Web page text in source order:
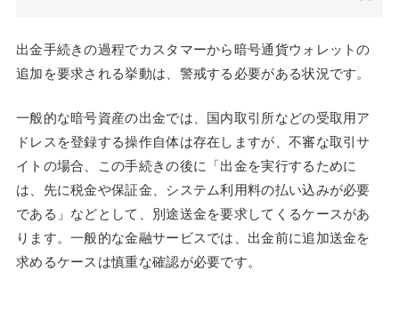
出金手続きの過程でカスタマーから暗号通貨ウォレットの
追加を要求される挙動は、警戒する必要がある状況です。
一般的な暗号資産の出金では、国内取引所などの受取用ア
ドレスを登録する操作自体は存在しますが、不審な取引サ
イトの場合、この手続きの後に「出金を実行するために
は、先に税金や保証金、システム利用料の払い込みが必要
である」などとして、別途送金を要求してくるケースがあ
ります。一般的な金融サービスでは、出金前に追加送金を
求めるケースは慎重な確認が必要です。